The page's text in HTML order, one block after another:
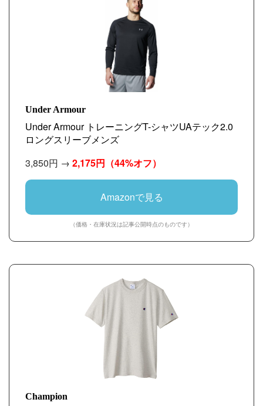
Under Armour
Under Armour トレーニングT-シャツUAテック2.0
ロングスリーブメンズ
3,850円 → 2,175円 （44%オフ）
Amazonで見る
（価格・在庫状況は記事公開時点のものです）
Champion